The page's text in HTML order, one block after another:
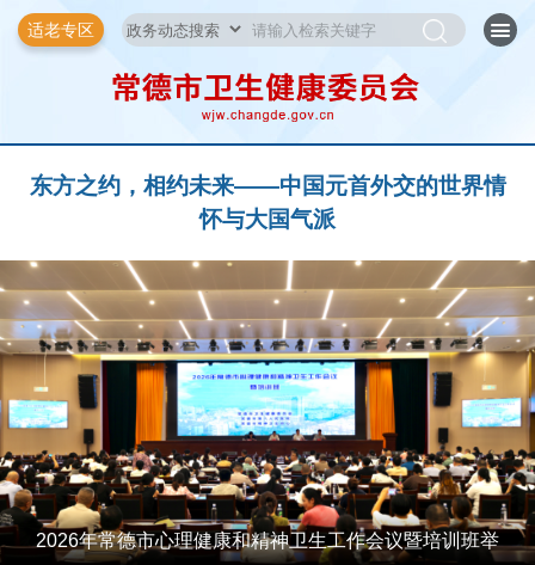
适老专区
东方之约，相约未来——中国元首外交的世界情
怀与大国气派
2026年常德市心理健康和精神卫生工作会议暨培训班举